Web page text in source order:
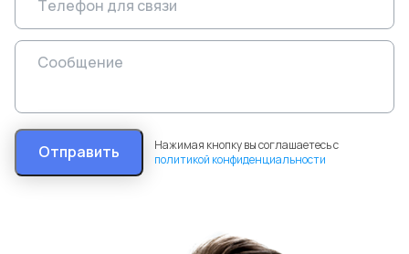
Отправить
Нажимая кнопку вы соглашаетесь с
политикой конфиденциальности